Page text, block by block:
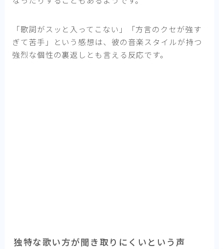
「歌詞がスッと入ってこない」「方言のクセが強す
ぎて苦手」という感想は、彼の音楽スタイルが持つ
強烈な個性の裏返しとも言える反応です。
独特な歌い方が聞き取りにくいという声